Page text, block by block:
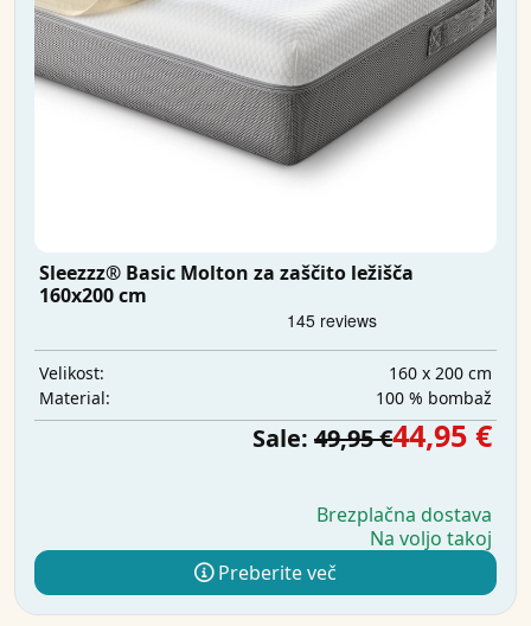
Sleezzz® Basic Molton za zaščito ležišča
160x200 cm
Velikost:
160 x 200 cm
Material:
100 % bombaž
Sale: 49,95 €44,95 €
Brezplačna dostava
Na voljo takoj
Preberite več